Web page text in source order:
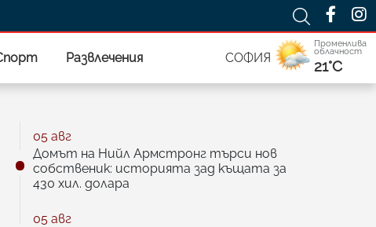
Развлечения СОФИЯ
Променлива
облачност
21°C
05 авг
Домът на Нийл Армстронг търси нов
собственик: историята зад къщата за
430 хил. долара
05 авг